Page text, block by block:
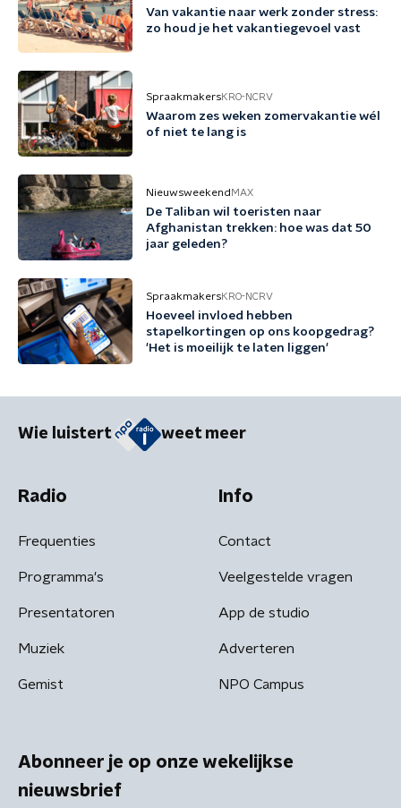
Van vakantie naar werk zonder stress:
zo houd je het vakantiegevoel vast
SpraakmakersKRO-NCRV
Waarom zes weken zomervakantie wél
of niet te lang is
Nieuwsweekend MAX
De Taliban wil toeristen naar
Afghanistan trekken: hoe was dat 50
jaar geleden?
SpraakmakersKRO-NCRV
Hoeveel invloed hebben
stapelkortingen op ons koopgedrag?
'Het is moeilijk te laten liggen'
Wie luistert weet meer
Radio
Frequenties
Programma's
Presentatoren
Muziek
Gemist
Info
Contact
Veelgestelde vragen
App de studio
Adverteren
NPO Campus
Abonneer je op onze wekelijkse
nieuwsbrief